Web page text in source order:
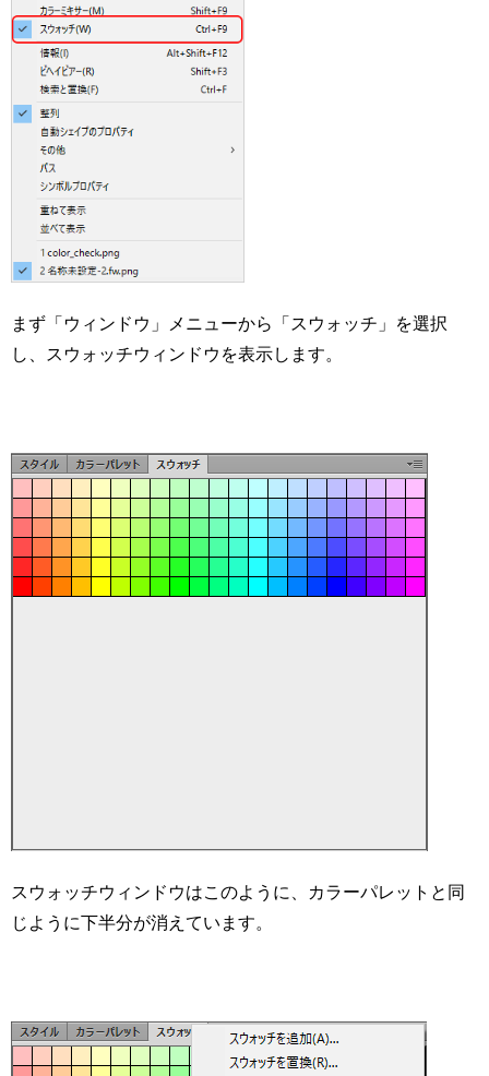
まず「ウィンドウ」メニューから「スウォッチ」を選択
し、スウォッチウィンドウを表示します。
スウォッチウィンドウはこのように、カラーパレットと同
じように下半分が消えています。